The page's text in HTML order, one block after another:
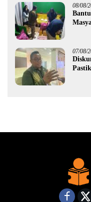
08/08/
07/08/